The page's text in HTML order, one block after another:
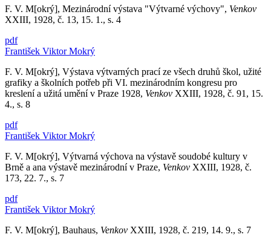
F. V. M[okrý], Mezinárodní výstava "Výtvarné výchovy", Venkov
XXIII, 1928, č. 13, 15. 1., s. 4
pdf
František Viktor Mokrý
F. V. M[okrý], Výstava výtvarných prací ze všech druhů škol, užité
grafiky a školních potřeb při VI. mezinárodním kongresu pro
kreslení a užitá umění v Praze 1928, Venkov XXIII, 1928, č. 91, 15.
4., s. 8
pdf
František Viktor Mokrý
F. V. M[okrý], Výtvarná výchova na výstavě soudobé kultury v
Brně a ana výstavě mezinárodní v Praze, Venkov XXIII, 1928, č.
173, 22. 7., s. 7
pdf
František Viktor Mokrý
F. V. M[okrý], Bauhaus, Venkov XXIII, 1928, č. 219, 14. 9., s. 7